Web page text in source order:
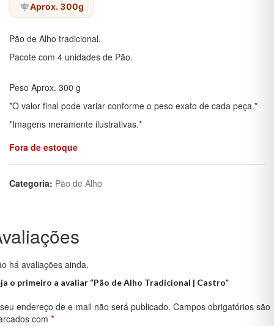
Aprox. 300g
Pão de Alho tradicional.
Pacote com 4 unidades de Pão.
Peso Aprox. 300 g
*O valor final pode variar conforme o peso exato de cada peça.*
*Imagens meramente ilustrativas.*
Fora de estoque
Categoria: Pão de Alho
há avaliações ainda.
o primeiro a avaliar “Pão de Alho Tradicional | Castro”
endereço de e-mail não será publicado. Campos obrigatórios são
com *